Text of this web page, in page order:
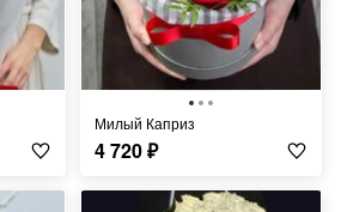
Милый Каприз
4 720₽